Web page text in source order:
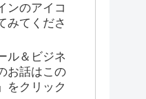
ンのアイコ
みてくださ
ル＆ビジネ
お話はこの
をクリック